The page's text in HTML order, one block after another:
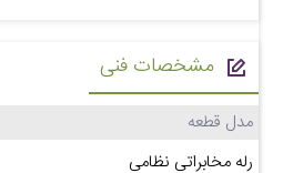
مشخصات فنی
مدل قطعه
رله مخابراتی نظامی